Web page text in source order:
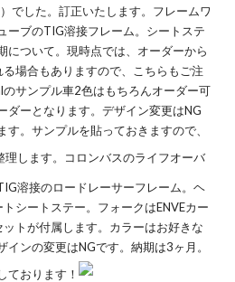
でした。訂正いたします。フレームワ
ーブのTIG溶接フレーム。シートステ
について。現時点では、オーダーから
場合もありますので、こちらもご注
サンプル車2色はもちろんオーダー可
ダーとなります。デザイン変更はNG
。サンプルを貼っておきますので、
理します。コロンバスのライフオーバ
溶接のロードレーサーフレーム。ヘ
シートステー。フォークはENVEカー
トが付属します。カラーはお好きな
ンの変更はNGです。納期は3ヶ月。
ております！